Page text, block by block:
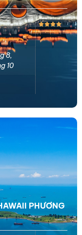
8,
10
PHƯƠNG